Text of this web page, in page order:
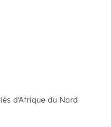
d’Afrique du Nord